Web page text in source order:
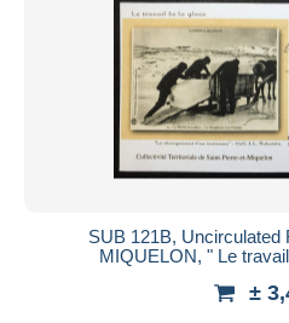
SUB 121B, Uncirculated
MIQUELON, " Le
±